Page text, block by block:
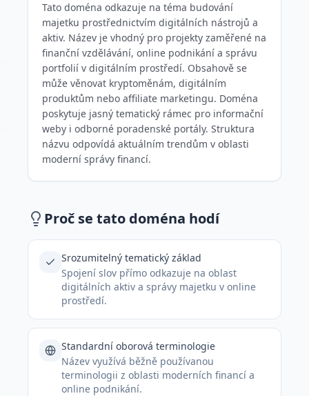
Tato doména odkazuje na téma budování
majetku prostřednictvím digitálních nástrojů a
aktiv. Název je vhodný pro projekty zaměřené na
finanční vzdělávání, online podnikání a správu
portfolií v digitálním prostředí. Obsahově se
může věnovat kryptoměnám, digitálním
produktům nebo affiliate marketingu. Doména
poskytuje jasný tematický rámec pro informační
weby i odborné poradenské portály. Struktura
názvu odpovídá aktuálním trendům v oblasti
moderní správy financí.
Proč se tato doména hodí
Srozumitelný tematický základ
Spojení slov přímo odkazuje na oblast
digitálních aktiv a správy majetku v online
prostředí.
Standardní oborová terminologie
Název využívá běžně používanou
terminologii z oblasti moderních financí a
online podnikání.